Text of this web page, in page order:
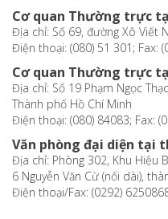
Cơ quan Thường trực
Địa chỉ: Số 69, đường Xô Viết
Điện thoại: (080) 51 301; Fax:
Cơ quan Thường trực
Địa chỉ: Số 19 Phạm Ngọc
Thành phố Hồ Chí Minh
Điện thoại: (080) 84083; Fax:
Văn phòng đại diện tại
Địa chỉ: Phòng 302, Khu Hiệu
6 Nguyễn Văn Cừ (nối dài),
Điện thoại/Fax: (0292)